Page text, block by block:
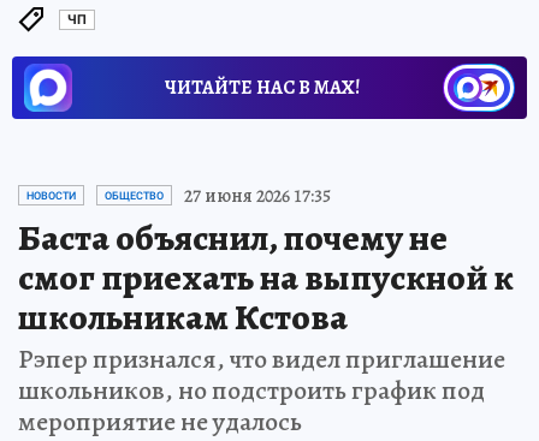
ЧП
ЧИТАЙТЕ НАС В МАХ!
НОВОСТИ ОБЩЕСТВО 27 июня 2026 17:35
Баста объяснил, почему не
смог приехать на выпускной к
школьникам Кстова
Рэпер признался, что видел приглашение
школьников, но подстроить график под
мероприятие не удалось